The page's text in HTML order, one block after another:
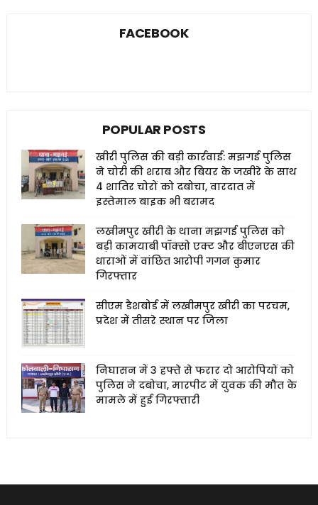
FACEBOOK
POPULAR POSTS
खीरी पुलिस की बड़ी कार्रवाई: मझगई पुलिस
ने चोरी की शराब और बियर के जखीरे के साथ
4 शातिर चोरों को दबोचा, वारदात में
इस्तेमाल बाइक भी बरामद
लखीमपुर खीरी के थाना मझगई पुलिस को
बड़ी कामयाबी पॉक्सो एक्ट और बीएनएस की
धाराओं में वांछित आरोपी गगन कुमार
गिरफ्तार
सीएम डैशबोर्ड में लखीमपुर खीरी का परचम,
प्रदेश में तीसरे स्थान पर जिला
निघासन में 3 हफ्ते से फरार दो आरोपियों को
पुलिस ने दबोचा, मारपीट में युवक की मौत के
मामले में हुई गिरफ्तारी